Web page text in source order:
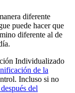
diferente
puede hacer que
diferente al de
Individualizado
de la
Incluso si no
del